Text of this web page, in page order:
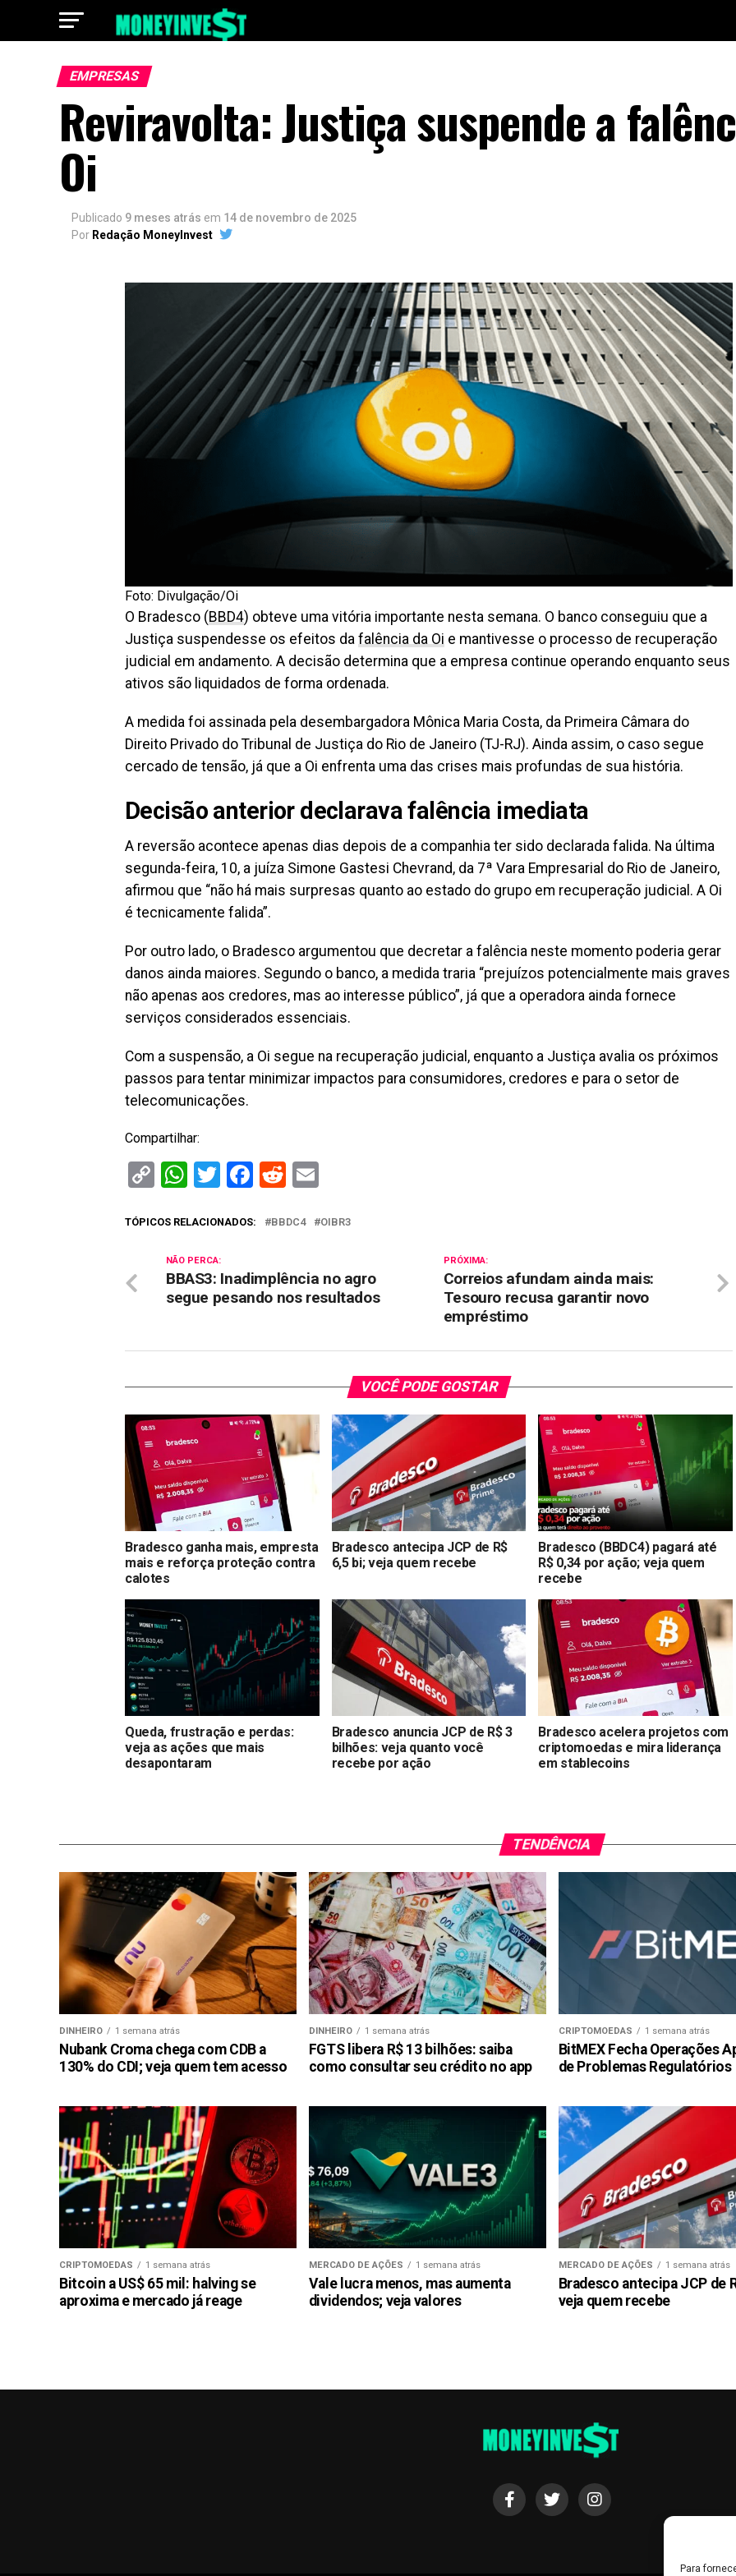
Para
EMPRESAS
Reviravolta: Justiça suspende a
Oi
Publicado 9 meses atrás em 14 de novembro de 2025
Por Redação MoneyInvest
Foto: Divulgação/Oi
O Bradesco (BBD4) obteve uma vitória importante nesta semana. O banco conseguiu que a
Justiça suspendesse os efeitos da falência da Oi e mantivesse o processo de recuperação
judicial em andamento. A decisão determina que a empresa continue operando enquanto seus
ativos são liquidados de forma ordenada.
A medida foi assinada pela desembargadora Mônica Maria Costa, da Primeira Câmara do
Direito Privado do Tribunal de Justiça do Rio de Janeiro (TJ-RJ). Ainda assim, o caso segue
cercado de tensão, já que a Oi enfrenta uma das crises mais profundas de sua história.
Decisão anterior declarava falência imediata
A reversão acontece apenas dias depois de a companhia ter sido declarada falida. Na última
segunda-feira, 10, a juíza Simone Gastesi Chevrand, da 7ª Vara Empresarial do Rio de Janeiro,
afirmou que “não há mais surpresas quanto ao estado do grupo em recuperação judicial. A Oi
é tecnicamente falida”.
Por outro lado, o Bradesco argumentou que decretar a falência neste momento poderia gerar
danos ainda maiores. Segundo o banco, a medida traria “prejuízos potencialmente mais graves
não apenas aos credores, mas ao interesse público”, já que a operadora ainda fornece
serviços considerados essenciais.
Com a suspensão, a Oi segue na recuperação judicial, enquanto a Justiça avalia os próximos
passos para tentar minimizar impactos para consumidores, credores e para o setor de
telecomunicações.
Compartilhar:
CopyWhatsApp
Twitter
Facebook
Reddit
TÓPICOS RELACIONADOS: BBDC4 OIBR3
PRÓXIMA:
Correios afundam ainda mais:
Tesouro recusa garantir novo
empréstimo
NÃO PERCA:
BBAS3: Inadimplência no agro
segue pesando nos resultados
VOCÊ PODE GOSTAR
Bradesco ganha mais, empresta
mais e reforça proteção contra
calotes
Bradesco antecipa JCP de R$
6,5 bi; veja quem recebe
Bradesco (BBDC4) pagará até
R$ 0,34 por ação; veja quem
recebe
Queda, frustração e perdas:
veja as ações que mais
desapontaram
Bradesco anuncia JCP de R$ 3
bilhões: veja quanto você
recebe por ação
Bradesco acelera projetos com
criptomoedas e mira liderança
em stablecoins
TENDÊNCIA
DINHEIRO 1 semana atrás
Nubank Croma chega com CDB a
130% do CDI; veja quem tem acesso
DINHEIRO 1 semana atrás
FGTS libera R$ 13 bilhões: saiba
como consultar seu crédito no app
CRIPTOMOEDAS 1 semana atrás
BitMEX Fecha Operações
de Problemas Regulatórios
CRIPTOMOEDAS 1 semana atrás
Bitcoin a US$ 65 mil: halving se
aproxima e mercado já reage
MERCADO DE AÇÕES 1 semana atrás
Vale lucra menos, mas aumenta
dividendos; veja valores
MERCADO DE AÇÕES 1 semana atrás
Bradesco antecipa JCP de
veja quem recebe